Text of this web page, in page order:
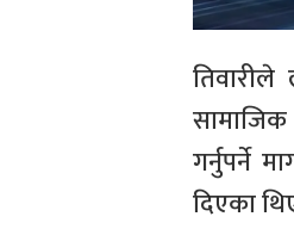
गर्नुपर्ने
दिएका